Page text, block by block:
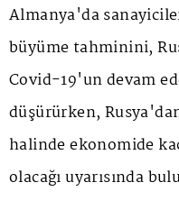
Almanya'da
büyüme tahminini,
Covid-19'un devam
düşürürken,
halinde ekonomide
olacağı uyarısında